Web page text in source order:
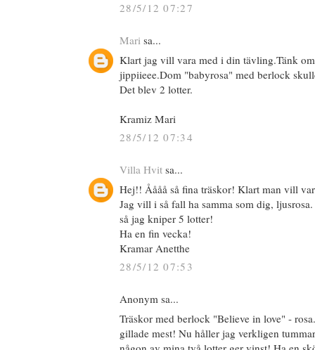
28/5/12 07:27
Mari sa...
Klart jag vill vara med i din tävling.Tänk
jippiieee.Dom "babyrosa" med berlock
Det blev 2 lotter.
Kramiz Mari
28/5/12 07:34
Villa Hvit sa...
Hej!! Åååå så fina träskor! Klart man vill
Jag vill i så fall ha samma som dig,
så jag kniper 5 lotter!
Ha en fin vecka!
Kramar Anetthe
28/5/12 07:53
Anonym sa...
Träskor med berlock "Believe in love" -
gillade mest! Nu håller jag verkligen